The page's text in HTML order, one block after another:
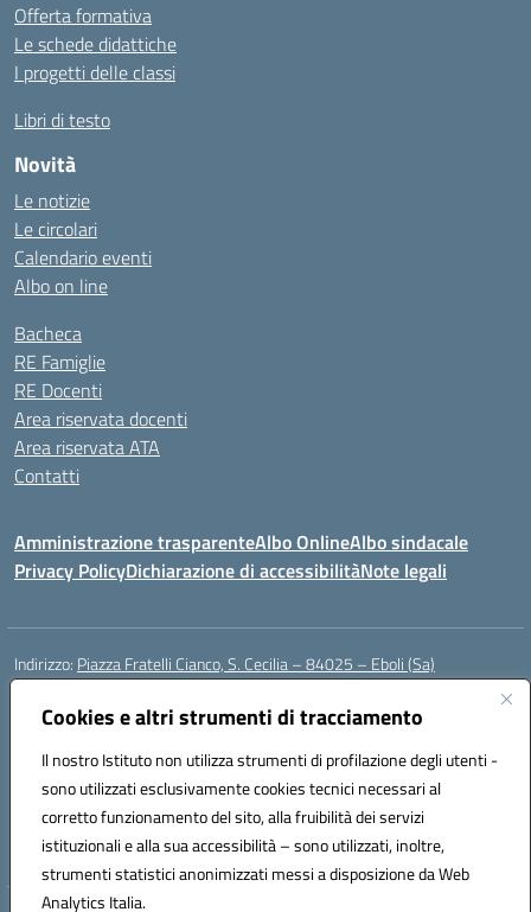
Cookies e altri strumenti di tracciamento
Il nostro Istituto non utilizza strumenti di profilazione degli utenti -
sono utilizzati esclusivamente cookies tecnici necessari al
corretto funzionamento del sito, alla fruibilità dei servizi
istituzionali e alla sua accessibilità – sono utilizzati, inoltre,
strumenti statistici anonimizzati messi a disposizione da Web
Analytics Italia.
Offerta formativa
Le schede didattiche
I progetti delle classi
Libri di testo
Novità
Le notizie
Le circolari
Calendario eventi
Albo on line
Bacheca
RE Famiglie
RE Docenti
Area riservata docenti
Area riservata ATA
Contatti
Amministrazione trasparenteAlbo OnlineAlbo sindacale
Privacy PolicyDichiarazione di accessibilitàNote legali
Indirizzo: Piazza Fratelli Cianco, S. Cecilia – 84025 – Eboli (Sa)
Centralino:
Posta elettronica certificata (PEC):saic81900c@pec.istruzione.it
Codice fiscale: 91028680659
Codice meccanografico:SAIC81900C
Codice Indice delle Pubbliche Amministrazioni (IPA): istsc_saic81900c
Codice unico di fatturazione (CUF): UFWGMO